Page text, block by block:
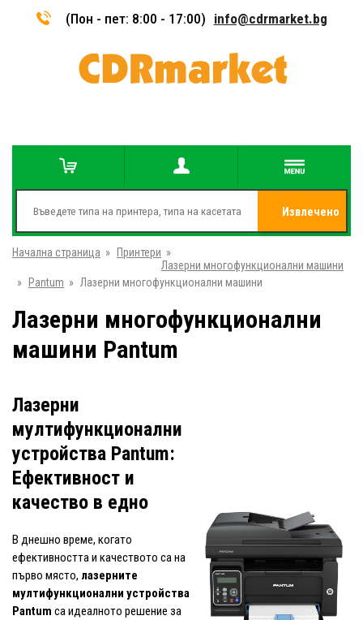
(Пон - пет: 8:00 - 17:00) info@cdrmarket.bg
Извлечено
Начална страница » Принтери »
Лазерни многофункционални машини
»
Pantum » Лазерни многофункционални машини
Лазерни многофункционални
машини Pantum
Лазерни
мултифункционални
устройства Pantum:
Ефективност и
качество в едно
В днешно време, когато
ефективността и качеството са на
първо място, лазерните
мултифункционални устройства
Pantum са идеалното решение за